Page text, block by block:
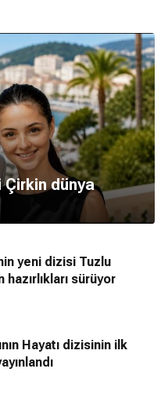
dünya
yeni dizisi Tuzlu
hazırlıkları sürüyor
Hayatı dizisinin ilk